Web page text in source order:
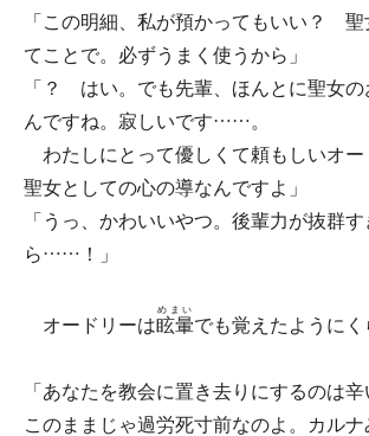
「この明細、私が預かってもいい？ 聖
てことで。必ずうまく使うから」
「？ はい。でも先輩、ほんとに聖女の
んですね。寂しいです……。
わたしにとって優しくて頼もしいオー
聖女としての心の導なんですよ」
「うっ、かわいいやつ。後輩力が抜群
ら……！」
オードリーは眩暈
めまい
でも覚えたようにく
「あなたを教会に置き去りにするのは
このままじゃ過労死寸前なのよ。カル